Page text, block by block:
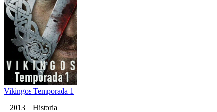
Vikingos Temporada 1
2013 Historia